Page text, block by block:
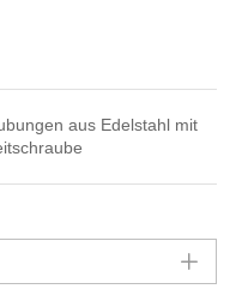
aus Edelstahl mit